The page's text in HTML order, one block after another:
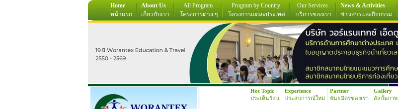
Home
หน้าแรก
About Us
เกี่ยวกับเรา
All Program
โครงการต่าง ๆ
Program by Country
โครงการแต่ละประเทศ
Our Services
บริการของเรา
News & Activities
ข่าวสารและกิจกรรม
Hot Topic
ประเด็นร้อน
Experience
ประสบการณ์ใหม่
Partner
พันธมิตรของเรา
Gallery
อัลบั้มภาพ